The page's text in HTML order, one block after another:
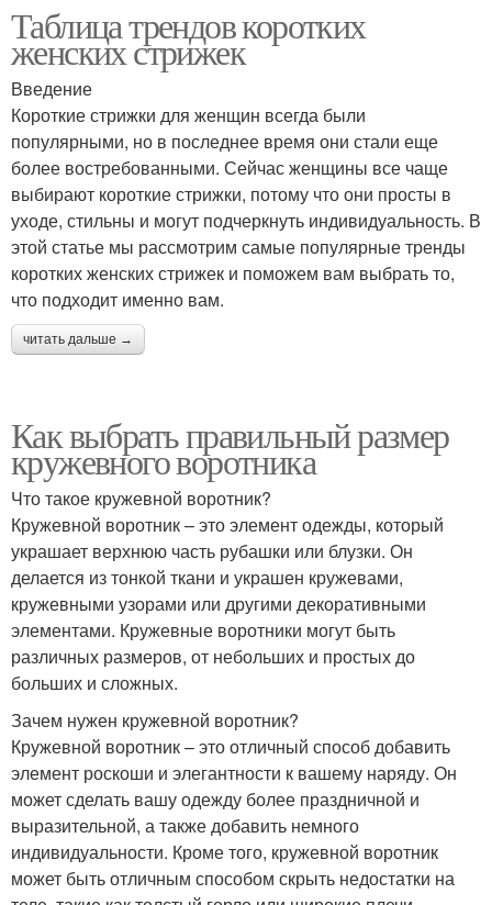
Таблица трендов коротких
женских стрижек
Введение
Короткие стрижки для женщин всегда были
популярными, но в последнее время они стали еще
более востребованными. Сейчас женщины все чаще
выбирают короткие стрижки, потому что они просты в
уходе, стильны и могут подчеркнуть индивидуальность. В
этой статье мы рассмотрим самые популярные тренды
коротких женских стрижек и поможем вам выбрать то,
что подходит именно вам.
читать дальше →
Как выбрать правильный размер
кружевного воротника
Что такое кружевной воротник?
Кружевной воротник – это элемент одежды, который
украшает верхнюю часть рубашки или блузки. Он
делается из тонкой ткани и украшен кружевами,
кружевными узорами или другими декоративными
элементами. Кружевные воротники могут быть
различных размеров, от небольших и простых до
больших и сложных.
Зачем нужен кружевной воротник?
Кружевной воротник – это отличный способ добавить
элемент роскоши и элегантности к вашему наряду. Он
может сделать вашу одежду более праздничной и
выразительной, а также добавить немного
индивидуальности. Кроме того, кружевной воротник
может быть отличным способом скрыть недостатки на